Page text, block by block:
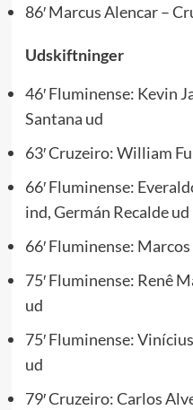
86′ Marcus Alencar –
Udskiftninger
46′ Fluminense: Kevin
Santana ud
63′ Cruzeiro: William
66′ Fluminense:
ind, Germán Recalde ud
66′ Fluminense:
75′ Fluminense: Renê
ud
75′ Fluminense:
ud
79′ Cruzeiro: Carlos